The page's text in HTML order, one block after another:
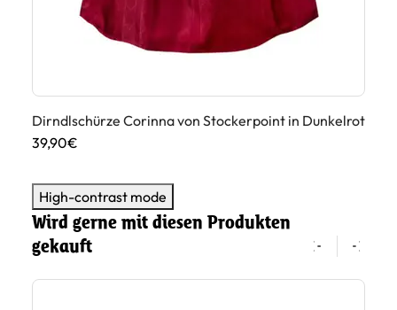
Dirndlschürze Corinna von Stockerpoint in Dunkelrot
39,90€
High-contrast mode
Wird gerne mit diesen Produkten
gekauft